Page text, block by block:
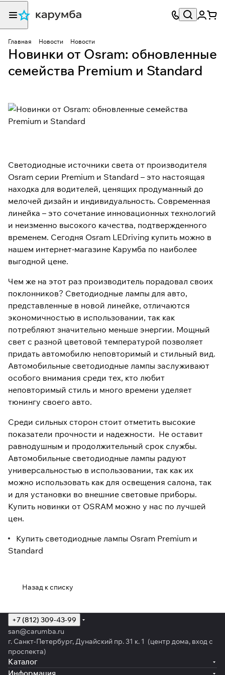
Главная Новости Новости
Новинки от Osram: обновленные
семейства Premium и Standard
Светодиодные источники света от производителя
Osram серии Premium и Standard – это настоящая
находка для водителей, ценящих продуманный до
мелочей дизайн и индивидуальность. Современная
линейка – это сочетание инновационных технологий
и неизменно высокого качества, подтвержденного
временем. Сегодня Osram LEDriving купить можно в
нашем интернет-магазине Карумба по наиболее
выгодной цене.
Чем же на этот раз производитель порадовал своих
поклонников? Светодиодные лампы для авто,
представленные в новой линейке, отличаются
экономичностью в использовании, так как
потребляют значительно меньше энергии. Мощный
свет с разной цветовой температурой позволяет
придать автомобилю неповторимый и стильный вид.
Автомобильные светодиодные лампы заслуживают
особого внимания среди тех, кто любит
неповторимый стиль и много времени уделяет
тюнингу своего авто.
Среди сильных сторон стоит отметить высокие
показатели прочности и надежности. Не оставит
равнодушным и продолжительный срок службы.
Автомобильные светодиодные лампы радуют
универсальностью в использовании, так как их
можно использовать как для освещения салона, так
и для установки во внешние световые приборы.
Купить новинки от OSRAM можно у нас по лучшей
цен.
Купить светодиодные лампы Osram Premium и
Standard
Назад к списку
+7 (812) 309-43-99
san@carumba.ru
г. Санкт-Петербург, Дунайский пр. 31 к. 1 (центр дома, вход с
проспекта)
Каталог